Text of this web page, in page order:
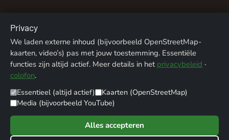
Over ons Contact Colofon
Privacy
Fotoverantwoording
© 2026 ALPENTREFF · POWERED BYMIKO24 - IT SERVICE
Privacy
We laden externe inhoud (bijvoorbeeld OpenStreetMap-
kaarten, video’s) pas met jouw toestemming. Essentiële
functies zijn altijd actief. Meer details in het privacybeleid ·
colofon.
Essentieel (altijd actief)
Kaarten (OpenStreetMap)
Media (bijvoorbeeld YouTube)
Alles accepteren